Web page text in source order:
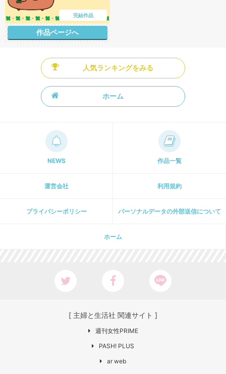
完結作品
作品ページへ
人気ランキングをみる
ホーム
NEWS 作品一覧
運営会社 利用規約
プライパシーポリシー パーソナルデータの外部送信について
ホーム
[ 主婦と生活社 関連サイト ]
週刊女性PRIME
PASH! PLUS
ar web